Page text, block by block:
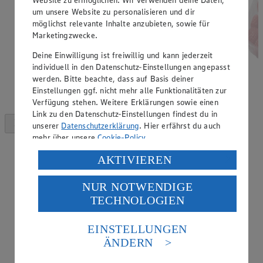
um unsere Website zu personalisieren und dir
möglichst relevante Inhalte anzubieten, sowie für
Marketingzwecke.
Deine Einwilligung ist freiwillig und kann jederzeit
individuell in den Datenschutz-Einstellungen angepasst
werden. Bitte beachte, dass auf Basis deiner
Einstellungen ggf. nicht mehr alle Funktionalitäten zur
Verfügung stehen. Weitere Erklärungen sowie einen
Link zu den Datenschutz-Einstellungen findest du in
unserer Datenschutzerklärung. Hier erfährst du auch
mehr über unsereCookie-Policy.
Verarbeitung deiner personenbezogenen Daten in den
USA durch Facebook und YouTube:
Wenn du auf „Aktivieren“ klickst, willigst du im Sinne
des Art. 49 Abs. 1 Satz 1 lit. a) DSGVO ein, dass deine
Daten in den USA verarbeitet werden. Der EuGH sieht
die USA als Land mit einem nach europäischen
Standards nicht angemessenen Datenschutzniveau an.
Es besteht das Risiko eines Zugriffs durch US-
AKTIVIEREN
NUR NOTWENDIGE
TECHNOLOGIEN
EINSTELLUNGEN
ÄNDERN